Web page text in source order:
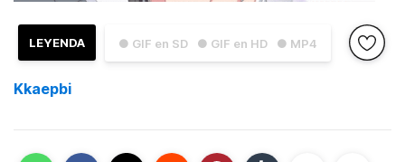
● GIF en SD ● GIF en HD ● MP4
LEYENDA
Kkaepbi